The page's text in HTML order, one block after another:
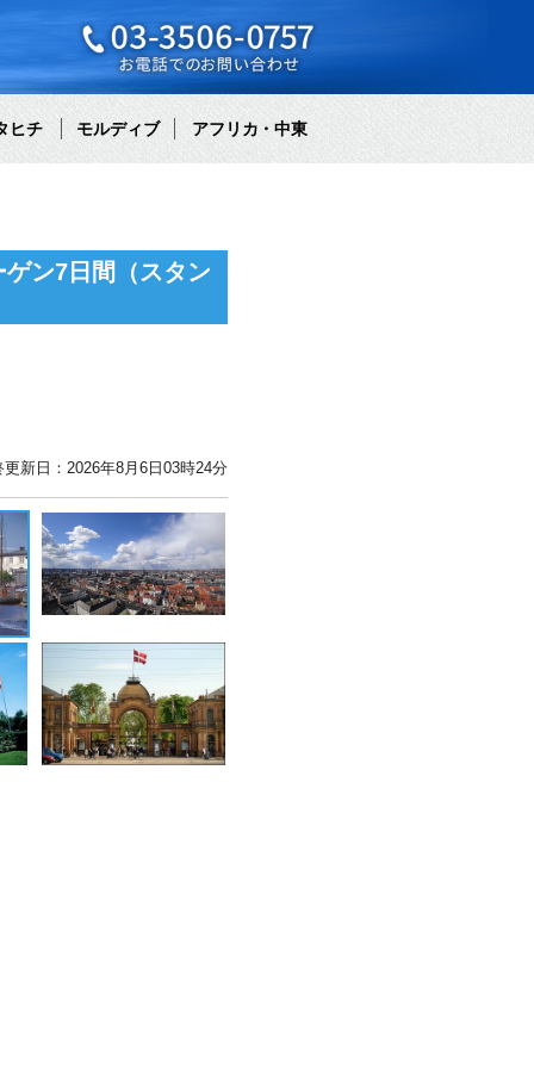
ヒチ モルディブ アフリカ・中東
ン7日間（スタン
更新日：2026年8月6日03時24分